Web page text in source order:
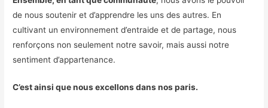
de nous soutenir et d’apprendre les uns des autres. En
cultivant un environnement d’entraide et de partage, nous
renforçons non seulement notre savoir, mais aussi notre
sentiment d’appartenance.
C’est ainsi que nous excellons dans nos paris.